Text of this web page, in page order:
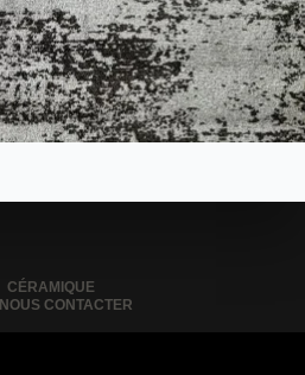
CÉRAMIQUE
NOUS CONTACTER